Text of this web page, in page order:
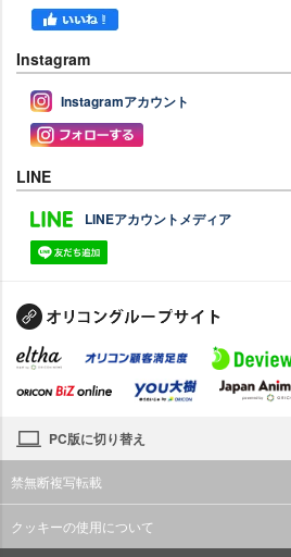
Instagram
Instagramアカウント
LINE
LINEアカウントメディア
PC版に切り替え
禁無断複写転載
クッキーの使用について